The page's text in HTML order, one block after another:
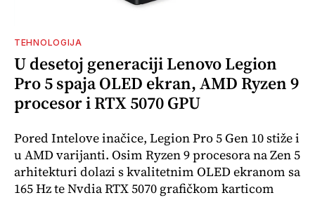
TEHNOLOGIJA
U desetoj generaciji Lenovo Legion
Pro 5 spaja OLED ekran, AMD Ryzen 9
procesor i RTX 5070 GPU
Pored Intelove inačice, Legion Pro 5 Gen 10 stiže i
u AMD varijanti. Osim Ryzen 9 procesora na Zen 5
arhitekturi dolazi s kvalitetnim OLED ekranom sa
165 Hz te Nvdia RTX 5070 grafičkom karticom